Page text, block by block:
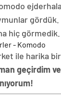
hiç görmedik.
ile harika
geçirdim